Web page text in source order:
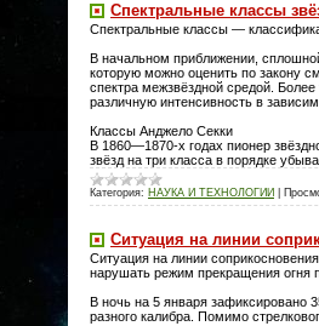
Спектральные классы
Спектральные классы —
В начальном приближении,
которую можно оценить по закону
спектра межзвёздной средой.
различную интенсивность в
Классы Анджело Секки
В 1860—1870-х годах пионер
звёзд на три класса в порядке
Категория: НАУКА И ТЕХНОЛОГИИ
Ситуация на линии
Ситуация на линии
нарушать режим прекращения огня
В ночь на 5 января зафиксировано
разного калибра. Помимо